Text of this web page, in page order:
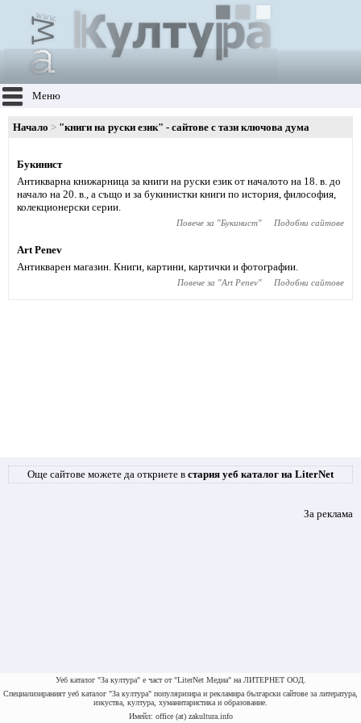
Меню
Начало "книги на руски език" - сайтове с тази ключова дума
Букинист
Антикварна книжарница за книги на руски език от началото на 18. в. до
начало на 20. в., а също и за букинистки книги по история, философия,
колекционерски серии.
Повече за "Букинист" Подобни сайтове
Art Penev
Антикварен магазин. Книги, картини, картички и фотографии.
Повече за "Art Penev" Подобни сайтове
Още сайтове можете да откриете в стария уеб каталог на LiterNet
За реклама
Уеб каталог "За култура" е част от "LiterNet Медиа" на ЛИТЕРНЕТ ООД.
Специализираният уеб каталог "За култура" популяризира и рекламира български сайтове за литература,
изкуства, култура, хуманитаристика и образование.
Имейл: office (at) zakultura.info